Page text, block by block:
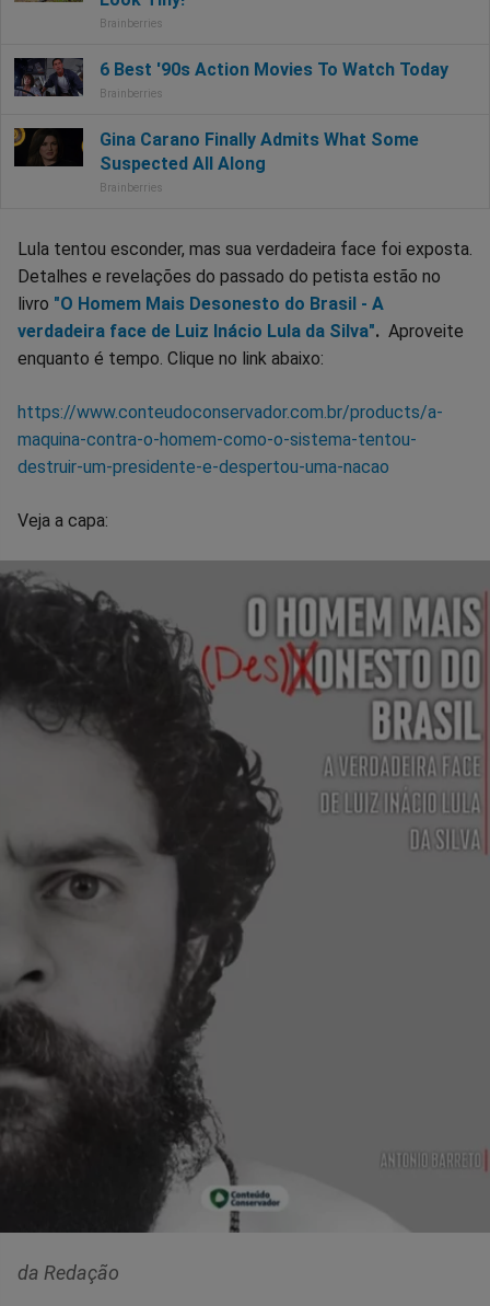
Lula tentou esconder, mas sua verdadeira face foi exposta.
Detalhes e revelações do passado do petista estão no
livro "O Homem Mais Desonesto do Brasil - A
verdadeira face de Luiz Inácio Lula da Silva". Aproveite
enquanto é tempo. Clique no link abaixo:
https://www.conteudoconservador.com.br/products/a-
maquina-contra-o-homem-como-o-sistema-tentou-
destruir-um-presidente-e-despertou-uma-nacao
Veja a capa:
da Redação